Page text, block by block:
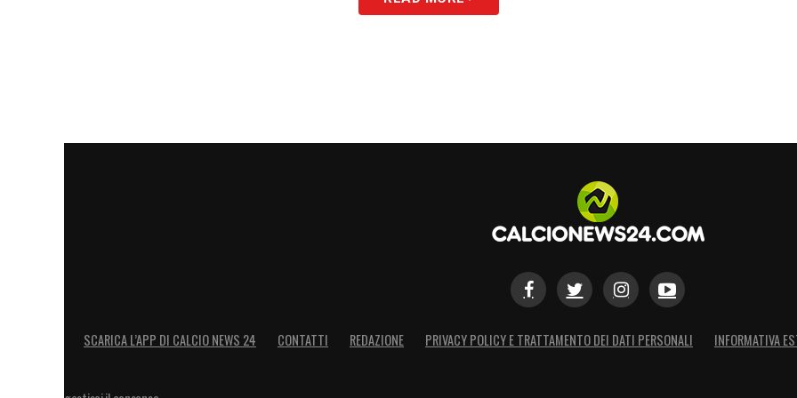
SCARICA L’APP DI CALCIO NEWS 24 CONTATTI REDAZIONE PRIVACY POLICY E TRATTAMENTO DEI DATI PERSONALI INFORMATIVA